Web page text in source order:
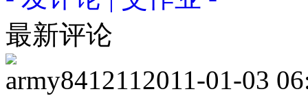
最新评论
army8412112011-01-03